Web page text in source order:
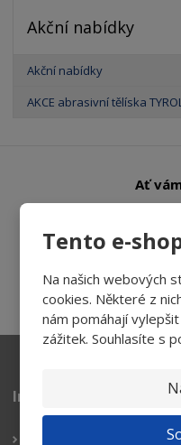
Tento e-
Na našich webových
cookies. Některé z
nám pomáhají
zážitek. Souhlasíte s
Akční nabídky
Akční nabídky
AKCE abrasivní tělíska
Ať
Souhlasím se
Informace pro